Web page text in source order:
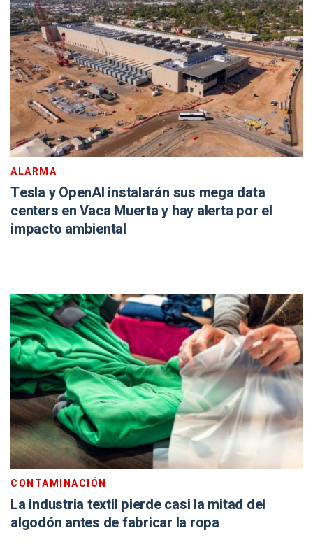
ALARMA
Tesla y OpenAI instalarán sus mega data
centers en Vaca Muerta y hay alerta por el
impacto ambiental
CONTAMINACIÓN
La industria textil pierde casi la mitad del
algodón antes de fabricar la ropa